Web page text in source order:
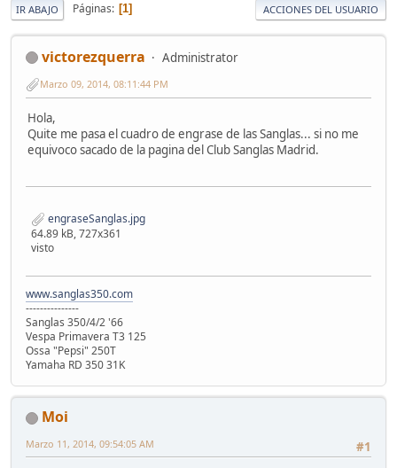
IR ABAJO Páginas 1 ACCIONES DEL USUARIO
victorezquerra Administrator
Marzo 09, 2014, 08:11:44 PM
Hola,
Quite me pasa el cuadro de engrase de las Sanglas... si no me
equivoco sacado de la pagina del Club Sanglas Madrid.
engraseSanglas.jpg
64.89 kB, 727x361
visto
www.sanglas350.com
---------------
Sanglas 350/4/2 '66
Vespa Primavera T3 125
Ossa "Pepsi" 250T
Yamaha RD 350 31K
Moi
#1
Marzo 11, 2014, 09:54:05 AM